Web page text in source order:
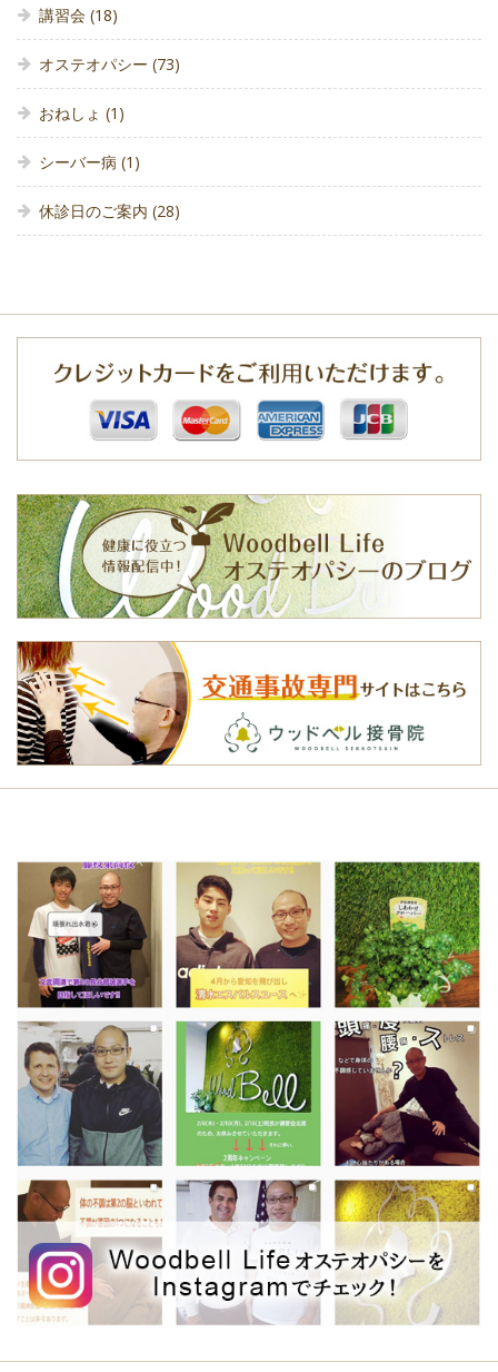
講習会 (18)
オステオパシー (73)
おねしょ (1)
シーバー病 (1)
休診日のご案内 (28)